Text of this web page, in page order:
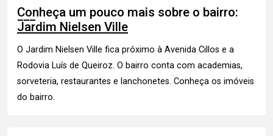
Conheça um pouco mais sobre o bairro:
Jardim Nielsen Ville
O Jardim Nielsen Ville fica próximo à Avenida Cillos e a
Rodovia Luís de Queiroz. O bairro conta com academias,
sorveteria, restaurantes e lanchonetes. Conheça os imóveis
do bairro.